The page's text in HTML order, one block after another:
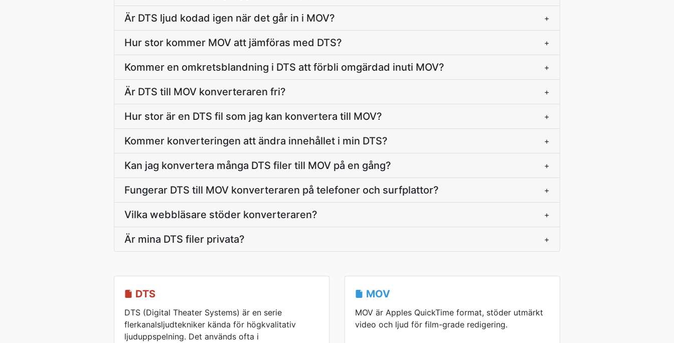
Är DTS ljud kodad igen när det går in i MOV? +
Hur stor kommer MOV att jämföras med DTS? +
Kommer en omkretsblandning i DTS att förbli omgärdad inuti MOV? +
Är DTS till MOV konverteraren fri? +
Hur stor är en DTS fil som jag kan konvertera till MOV? +
Kommer konverteringen att ändra innehållet i min DTS? +
Kan jag konvertera många DTS filer till MOV på en gång? +
Fungerar DTS till MOV konverteraren på telefoner och surfplattor? +
Vilka webbläsare stöder konverteraren? +
Är mina DTS filer privata? +
DTS
DTS (Digital Theater Systems) är en serie
flerkanalsljudtekniker kända för högkvalitativ
ljuduppspelning. Det används ofta i
MOV
MOV är Apples QuickTime format, stöder utmärkt
video och ljud för film-grade redigering.